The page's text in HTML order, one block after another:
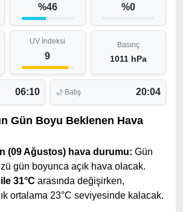
%46 %0
UV İndeksi
9
Basınç
1011 hPa
06:10 🌙 Batış 20:04
Gün Boyu Beklenen Hava
(09 Ağustos) hava durumu: Gün
gün boyunca açık hava olacak.
31°C arasında değişirken,
ortalama 23°C seviyesinde kalacak.